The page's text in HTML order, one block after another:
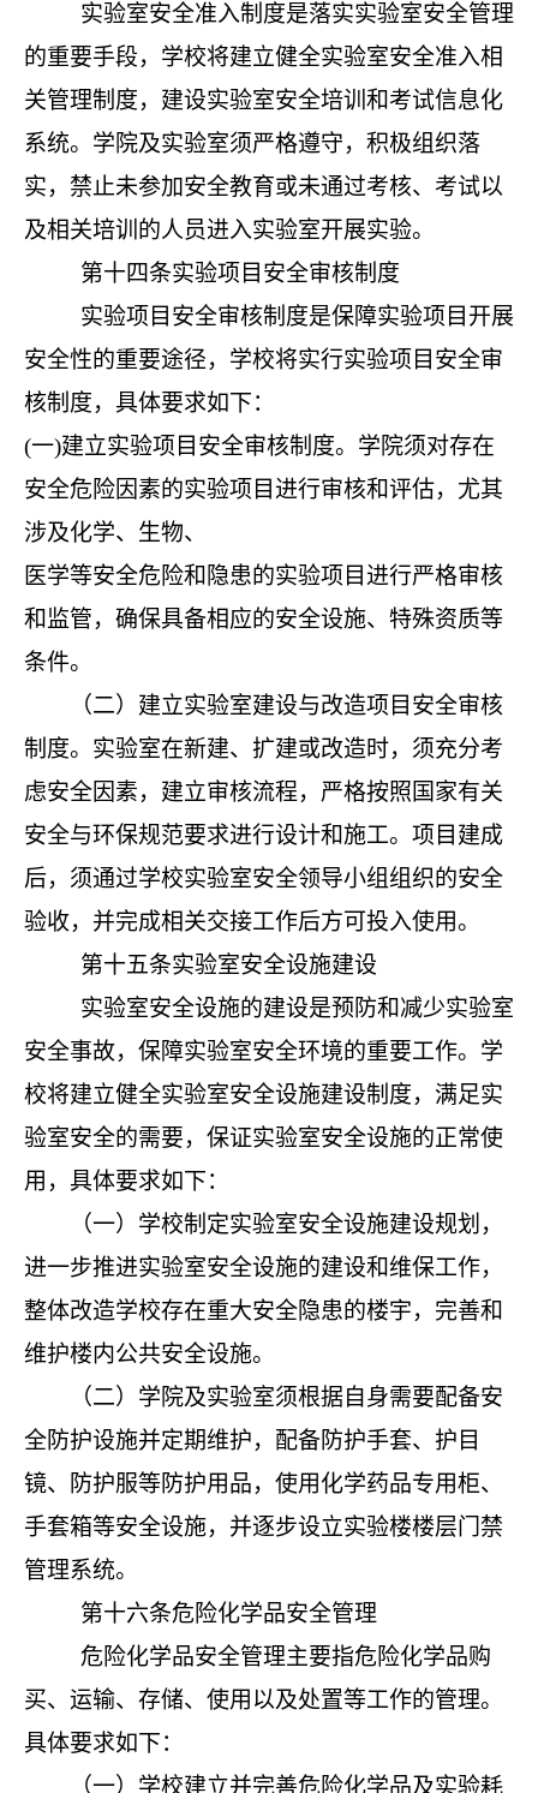
实验室安全准入制度是落实实验室安全管理
的重要手段，学校将建立健全实验室安全准入相
关管理制度，建设实验室安全培训和考试信息化
系统。学院及实验室须严格遵守，积极组织落
实，禁止未参加安全教育或未通过考核、考试以
及相关培训的人员进入实验室开展实验。
第十四条实验项目安全审核制度
实验项目安全审核制度是保障实验项目开展
安全性的重要途径，学校将实行实验项目安全审
核制度，具体要求如下：
(一)建立实验项目安全审核制度。学院须对存在
安全危险因素的实验项目进行审核和评估，尤其
涉及化学、生物、
医学等安全危险和隐患的实验项目进行严格审核
和监管，确保具备相应的安全设施、特殊资质等
条件。
（二）建立实验室建设与改造项目安全审核
制度。实验室在新建、扩建或改造时，须充分考
虑安全因素，建立审核流程，严格按照国家有关
安全与环保规范要求进行设计和施工。项目建成
后，须通过学校实验室安全领导小组组织的安全
验收，并完成相关交接工作后方可投入使用。
第十五条实验室安全设施建设
实验室安全设施的建设是预防和减少实验室
安全事故，保障实验室安全环境的重要工作。学
校将建立健全实验室安全设施建设制度，满足实
验室安全的需要，保证实验室安全设施的正常使
用，具体要求如下：
（一）学校制定实验室安全设施建设规划，
进一步推进实验室安全设施的建设和维保工作，
整体改造学校存在重大安全隐患的楼宇，完善和
维护楼内公共安全设施。
（二）学院及实验室须根据自身需要配备安
全防护设施并定期维护，配备防护手套、护目
镜、防护服等防护用品，使用化学药品专用柜、
手套箱等安全设施，并逐步设立实验楼楼层门禁
管理系统。
第十六条危险化学品安全管理
危险化学品安全管理主要指危险化学品购
买、运输、存储、使用以及处置等工作的管理。
具体要求如下：
（一）学校建立并完善危险化学品及实验耗